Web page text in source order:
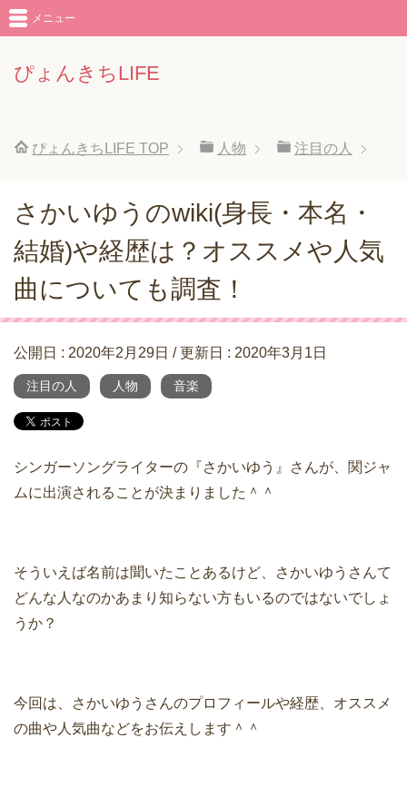
ぴょんきちLIFE
メニュー
ぴょんきちLIFE TOP 人物 注目の人
さかいゆうのwiki(身長・本名・
結婚)や経歴は？オススメや人気
曲についても調査！
公開日 : 2020年2月29日 / 更新日 : 2020年3月1日
注目の人 人物 音楽
シンガーソングライターの『さかいゆう』さんが、関ジャ
ムに出演されることが決まりました＾＾
そういえば名前は聞いたことあるけど、さかいゆうさんて
どんな人なのかあまり知らない方もいるのではないでしょ
うか？
今回は、さかいゆうさんのプロフィールや経歴、オススメ
の曲や人気曲などをお伝えします＾＾